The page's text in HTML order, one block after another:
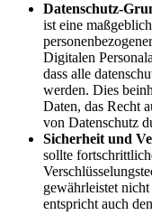
Datenschutz-
ist eine
Digitalen
dass alle
werden. Dies
Daten, das Recht
von Datenschutz
Sicherheit und
sollte
gewährleistet
entspricht auch